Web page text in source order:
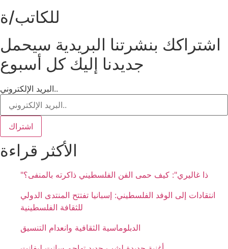
للكاتب/ة
اشتراكك بنشرتنا البريدية سيحمل
جديدنا إليك كل أسبوع
البريد الإلكتروني..
اشتراك
الأكثر قراءة
"ذا غاليري": كيف حمى الفن الفلسطيني ذاكرته بالمنفى؟
انتقادات إلى الوفد الفلسطيني: إسبانيا تفتتح المنتدى الدولي
للثقافة الفلسطينية
الدبلوماسية الثقافية وانعدام التنسيق